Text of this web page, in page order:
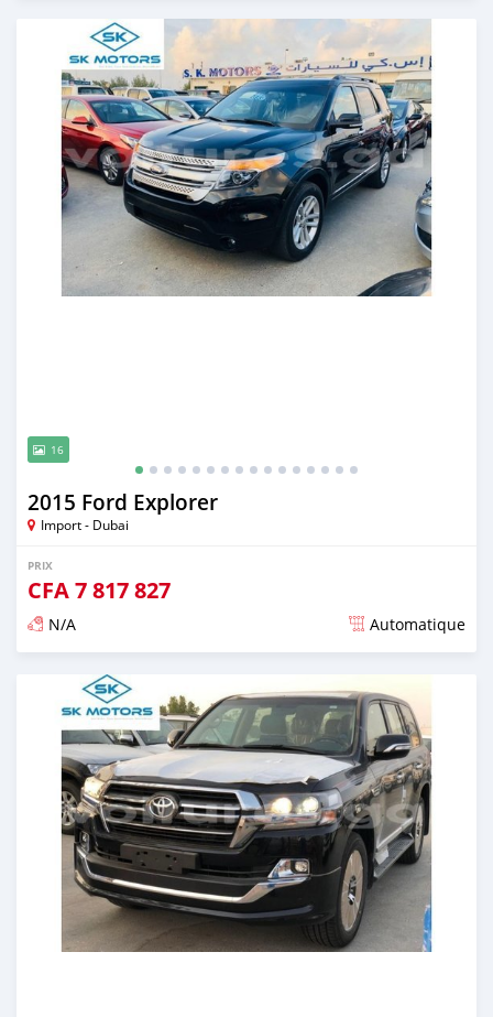
Publié il y a presque 6 ans
16
2015 Ford Explorer
Import - Dubai
PRIX
CFA7 817 827
N/A Automatique
Publié il y a presque 6 ans